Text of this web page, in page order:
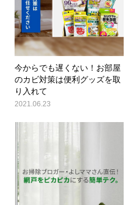
今からでも遅くない！お部屋
のカビ対策は便利グッズを取
り入れて
2021.06.23